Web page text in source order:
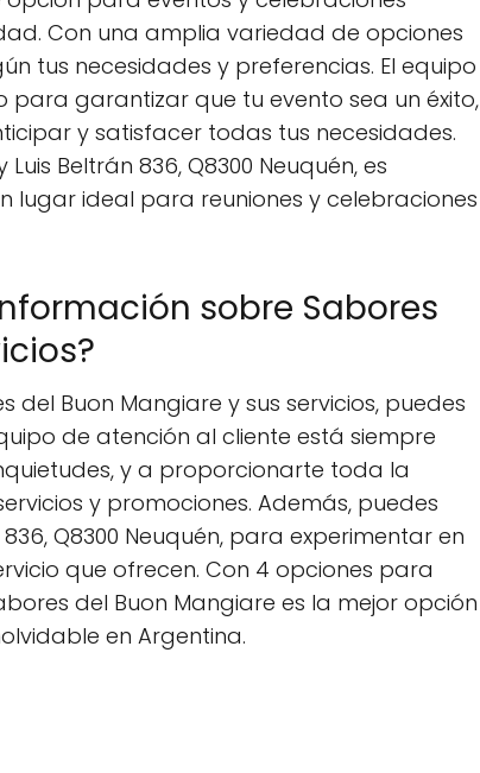
Con una amplia variedad de opciones
tus necesidades y preferencias. El equipo
garantizar que tu evento sea un éxito,
y satisfacer todas tus necesidades.
Beltrán 836, Q8300 Neuquén, es
lugar ideal para reuniones y celebraciones
sobre Sabores
Buon Mangiare y sus servicios, puedes
de atención al cliente está siempre
y a proporcionarte toda la
y promociones. Además, puedes
Q8300 Neuquén, para experimentar en
que ofrecen. Con 4 opciones para
del Buon Mangiare es la mejor opción
en Argentina.